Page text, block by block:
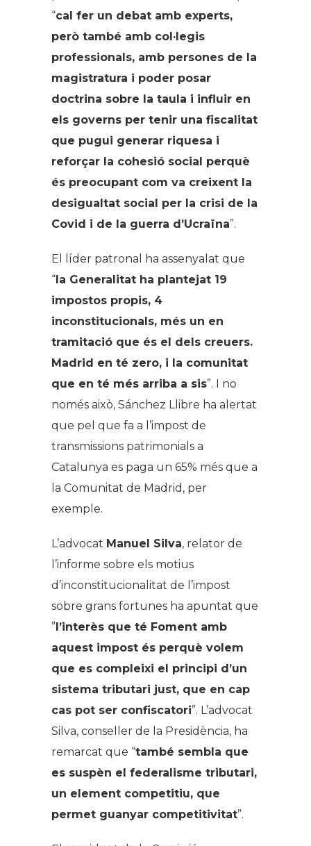
“cal fer un debat amb experts,
però també amb col·legis
professionals, amb persones de la
magistratura i poder posar
doctrina sobre la taula i influir en
els governs per tenir una fiscalitat
que pugui generar riquesa i
reforçar la cohesió social perquè
és preocupant com va creixent la
desigualtat social per la crisi de la
Covid i de la guerra d’Ucraïna”.
El líder patronal ha assenyalat que
“la Generalitat ha plantejat 19
impostos propis, 4
inconstitucionals, més un en
tramitació que és el dels creuers.
Madrid en té zero, i la comunitat
que en té més arriba a sis”. I no
només això, Sánchez Llibre ha alertat
que pel que fa a l’impost de
transmissions patrimonials a
Catalunya es paga un 65% més que a
la Comunitat de Madrid, per
exemple.
L’advocat Manuel Silva, relator de
l’informe sobre els motius
d’inconstitucionalitat de l’impost
sobre grans fortunes ha apuntat que
”l’interès que té Foment amb
aquest impost és perquè volem
que es compleixi el principi d’un
sistema tributari just, que en cap
cas pot ser confiscatori”. L’advocat
Silva, conseller de la Presidència, ha
remarcat que “també sembla que
es suspèn el federalisme tributari,
un element competitiu, que
permet guanyar competitivitat”.